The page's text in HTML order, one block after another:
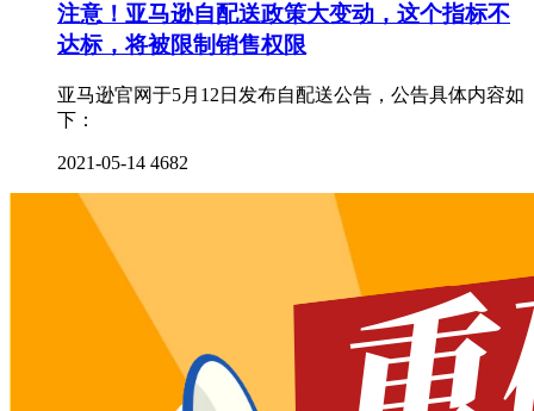
注意！亚马逊自配送政策大变动，这个指标不
达标，将被限制销售权限
亚马逊官网于5月12日发布自配送公告，公告具体内容如
下：
2021-05-14 4682